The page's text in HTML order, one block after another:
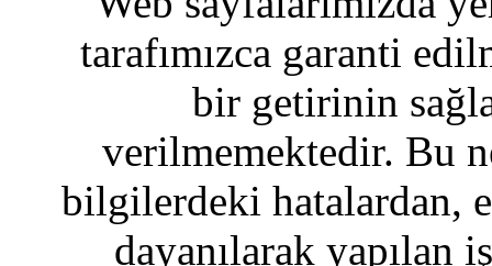
tarafımızca garanti
bir getirinin
verilmemektedir. Bu
bilgilerdeki hatalardan,
dayanılarak yapılan